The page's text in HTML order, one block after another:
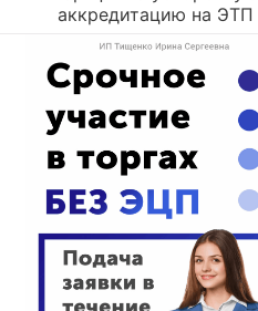
аккредитацию на ЭТП